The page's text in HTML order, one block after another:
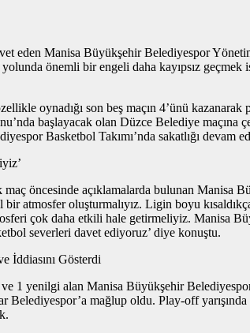
eden Manisa Büyükşehir Belediyespor
önemli bir engeli daha kayıpsız
oynadığı son beş maçın 4’ünü
başlayacak olan Düzce Belediye maçına
Basketbol Takımı’nda sakatlığı devam
öncesinde açıklamalarda bulunan
oluşturmalıyız. Ligin boyu
çok daha etkili hale getirmeliyiz. Manisa
severleri davet ediyoruz’ diye konuştu.
İddiasını Gösterdi
1 yenilgi alan Manisa Büyükşehir
Belediyespor’a mağlup oldu. Play-off